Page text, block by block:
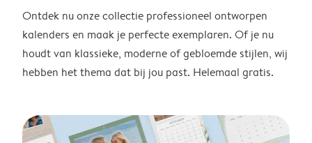
Ontdek nu onze collectie professioneel ontworpen
kalenders en maak je perfecte exemplaren. Of je nu
houdt van klassieke, moderne of gebloemde stijlen, wij
hebben het thema dat bij jou past. Helemaal gratis.